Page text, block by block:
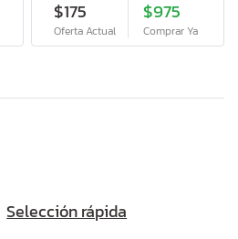
$175
Oferta Actual
$975
Comprar Ya
Selección rápida